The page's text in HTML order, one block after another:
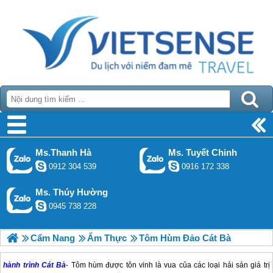
Ms.Thanh Hà
0912 304 539
Ms. Tuyết Chinh
0916 172 338
Ms. Thúy Hường
0945 738 228
Cẩm Nang Ẩm Thực Tôm Hùm Đảo Cát Bà
hành trình Cát Bà- Tôm hùm được tôn vinh là vua của các loại hải sản giá trị